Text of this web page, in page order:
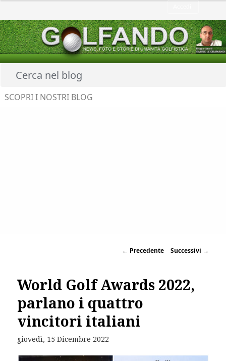
← Precedente Successivi →
World Golf Awards 2022,
parlano i quattro
vincitori italiani
giovedì, 15 Dicembre 2022